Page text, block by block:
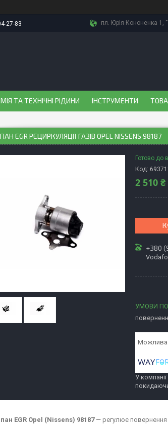
27-83 пл. Юрія Кононенка 1,
ТА ТЕХНІЧНІ РІДИНИ ІНСТРУМЕНТИ
EGR РЕЦИРКУЛЯЦІЇ ГАЗІВ OPEL NISSENS 98187
Готово до
Код:
2 510 ₴
+380
У
EGR Opel (Nissens) 98187— регулює повернення